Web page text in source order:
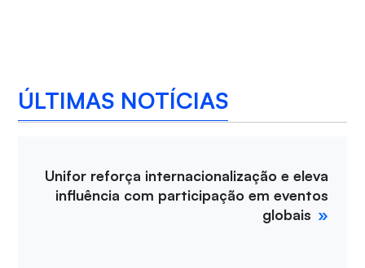
ÚLTIMAS NOTÍCIAS
Unifor reforça internacionalização e eleva
influência com participação em eventos
globais